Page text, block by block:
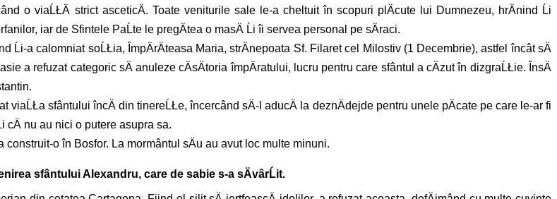
viaĹŁÄ strict asceticÄ. Toate veniturile sale le-a cheltuit în scopuri plÄcute lui Dumnezeu, hrÄnind Ĺi
iar de Sfintele PaĹte le pregÄtea o masÄ Ĺi îi servea personal pe sÄraci.
a calomniat soĹŁia, ÎmpÄrÄteasa Maria, strÄnepoata Sf. Filaret cel Milostiv (1 Decembrie), astfel încât sÄ
a refuzat categoric sÄ anuleze cÄsÄtoria împÄratului, lucru pentru care sfântul a cÄzut în dizgraĹŁie. ÎnsÄ
sfântului încÄ din tinereĹŁe, încercând sÄ-l aducÄ la deznÄdejde pentru unele pÄcate pe care le-ar fi
cÄ nu au nici o putere asupra sa.
construit-o în Bosfor. La mormântul sÄu au avut loc multe minuni.
sfântului Alexandru, care de sabie s-a sÄvârĹit.